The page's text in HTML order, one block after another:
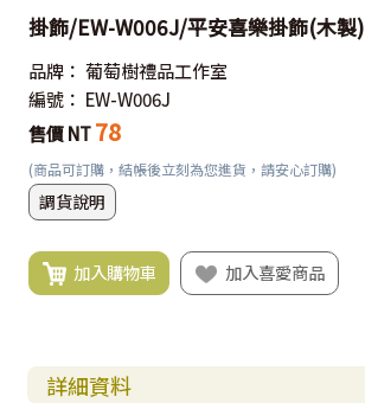
掛飾/EW-W006J/平安喜樂掛飾(木製)
品牌： 葡萄樹禮品工作室
編號： EW-W006J
售價 NT 78
(商品可訂購，結帳後立刻為您進貨，請安心訂購)
調貨說明
加入購物車 加入喜愛商品
詳細資料